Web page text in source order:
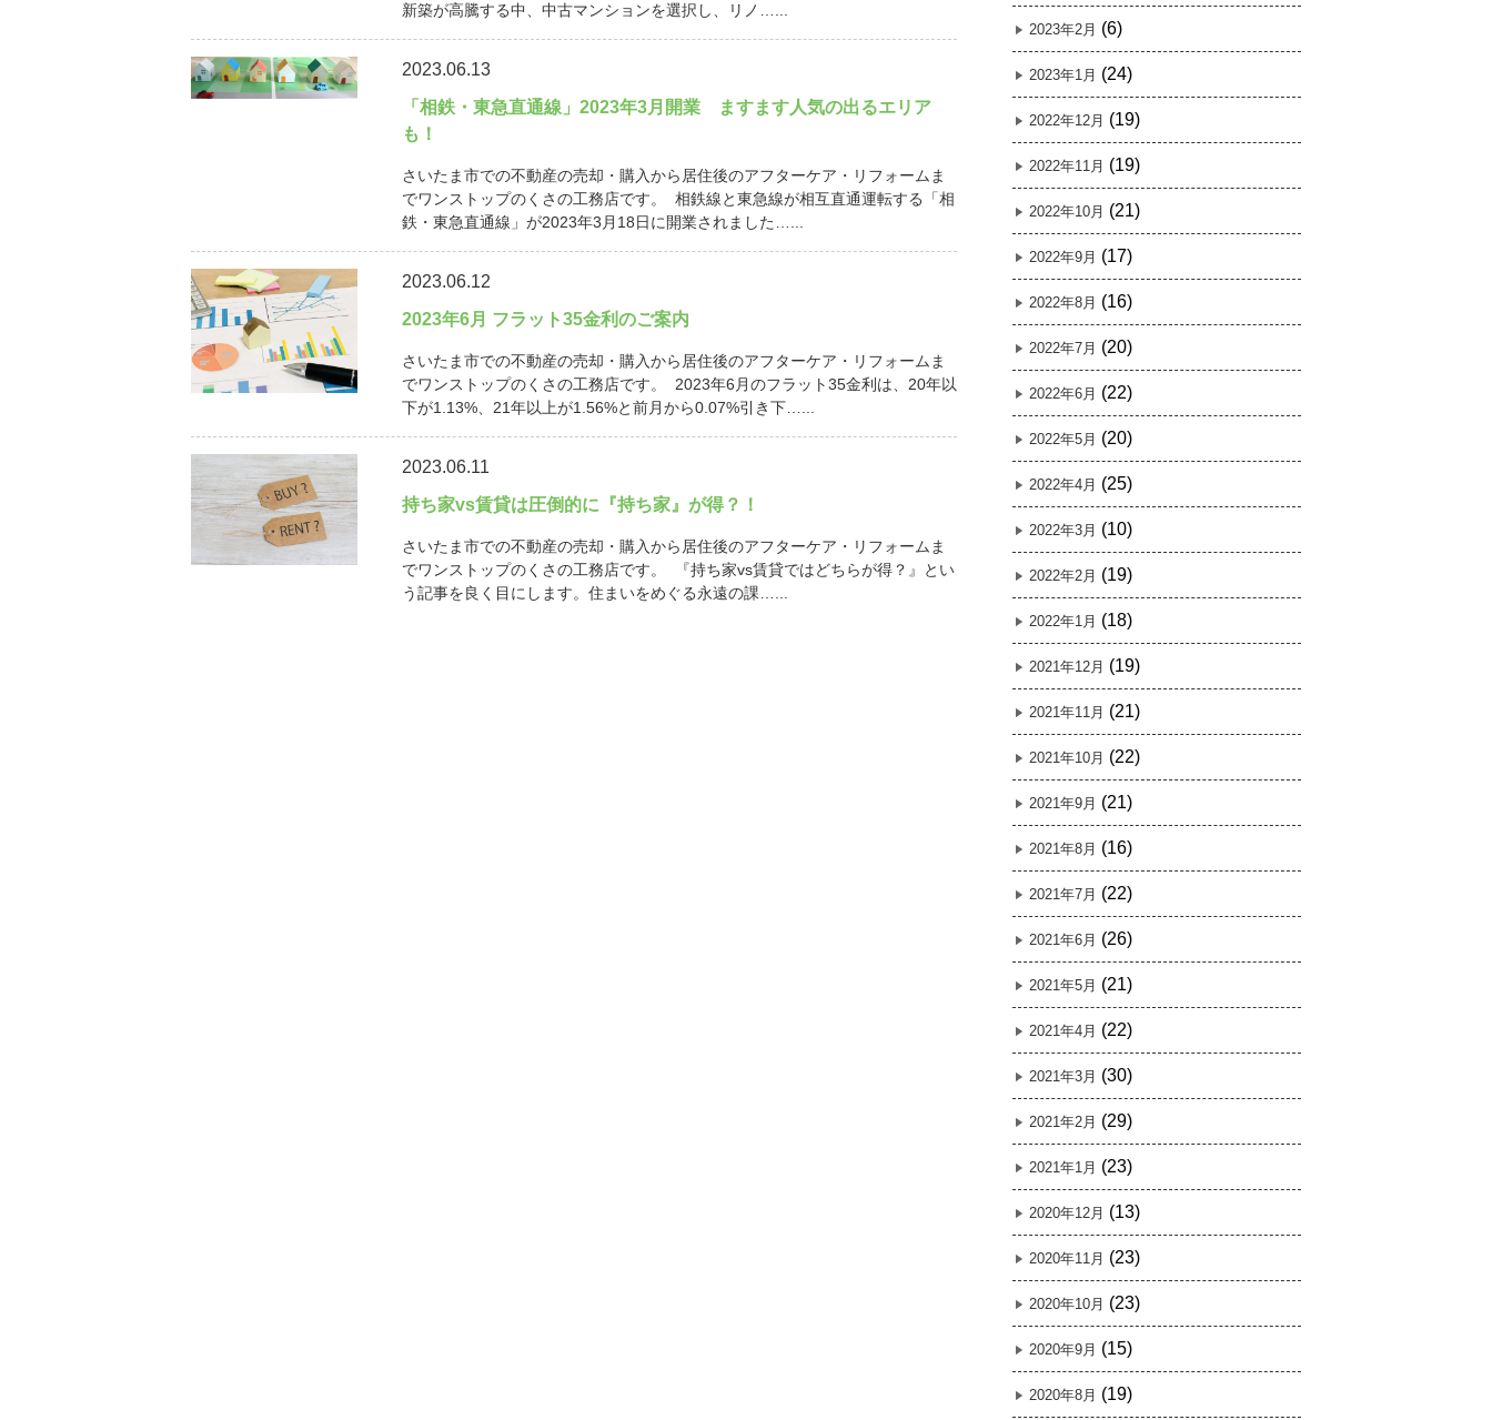
新築が高騰する中、中古マンションを選択し、リノ…...
2023.06.13
「相鉄・東急直通線」2023年3月開業 ますます人気の出るエリア
も！
さいたま市での不動産の売却・購入から居住後のアフターケア・リフォームま
でワンストップのくさの工務店です。 相鉄線と東急線が相互直通運転する「相
鉄・東急直通線」が2023年3月18日に開業されました…...
2023.06.12
2023年6月 フラット35金利のご案内
さいたま市での不動産の売却・購入から居住後のアフターケア・リフォームま
でワンストップのくさの工務店です。 2023年6月のフラット35金利は、20年以
下が1.13%、21年以上が1.56%と前月から0.07%引き下…...
2023.06.11
持ち家vs賃貸は圧倒的に『持ち家』が得？！
さいたま市での不動産の売却・購入から居住後のアフターケア・リフォームま
でワンストップのくさの工務店です。 『持ち家vs賃貸ではどちらが得？』とい
う記事を良く目にします。住まいをめぐる永遠の課…...
2023年2月 (6)
2023年1月 (24)
2022年12月 (19)
2022年11月 (19)
2022年10月 (21)
2022年9月 (17)
2022年8月 (16)
2022年7月 (20)
2022年6月 (22)
2022年5月 (20)
2022年4月 (25)
2022年3月 (10)
2022年2月 (19)
2022年1月 (18)
2021年12月 (19)
2021年11月 (21)
2021年10月 (22)
2021年9月 (21)
2021年8月 (16)
2021年7月 (22)
2021年6月 (26)
2021年5月 (21)
2021年4月 (22)
2021年3月 (30)
2021年2月 (29)
2021年1月 (23)
2020年12月 (13)
2020年11月 (23)
2020年10月 (23)
2020年9月 (15)
2020年8月 (19)